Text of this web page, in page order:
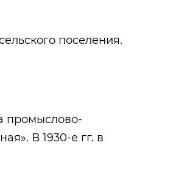
поселения.
промыслово-
В 1930-е гг. в